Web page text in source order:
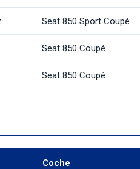
Seat 850 Sport Coupé
Seat 850 Coupé
Seat 850 Coupé
Coche